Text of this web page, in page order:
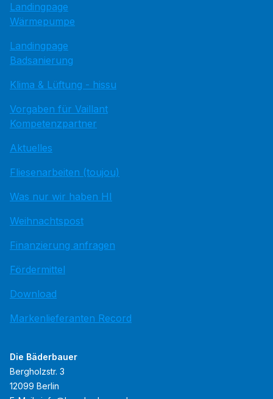
Landingpage
Wärmepumpe
Landingpage
Badsanierung
Klima & Lüftung - hissu
Vorgaben für Vaillant
Kompetenzpartner
Aktuelles
Fliesenarbeiten (toujou)
Was nur wir haben HI
Weihnachtspost
Finanzierung anfragen
Fördermittel
Download
Markenlieferanten Record
Die Bäderbauer
Bergholzstr. 3
12099 Berlin